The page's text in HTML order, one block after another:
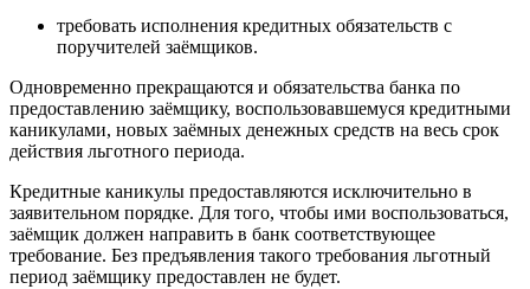
требовать исполнения кредитных обязательств с
поручителей заёмщиков.
Одновременно прекращаются и обязательства банка по
предоставлению заёмщику, воспользовавшемуся кредитными
каникулами, новых заёмных денежных средств на весь срок
действия льготного периода.
Кредитные каникулы предоставляются исключительно в
заявительном порядке. Для того, чтобы ими воспользоваться,
заёмщик должен направить в банк соответствующее
требование. Без предъявления такого требования льготный
период заёмщику предоставлен не будет.